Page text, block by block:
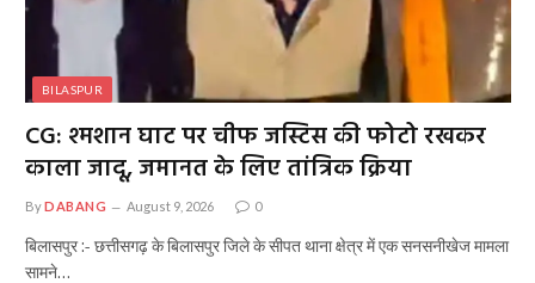
BILASPUR
CG: श्मशान घाट पर चीफ जस्टिस की फोटो रखकर
काला जादू, जमानत के लिए तांत्रिक क्रिया
ByDABANG August 9, 2026 0
बिलासपुर :- छत्तीसगढ़ के बिलासपुर जिले के सीपत थाना क्षेत्र में एक सनसनीखेज मामला
सामने…